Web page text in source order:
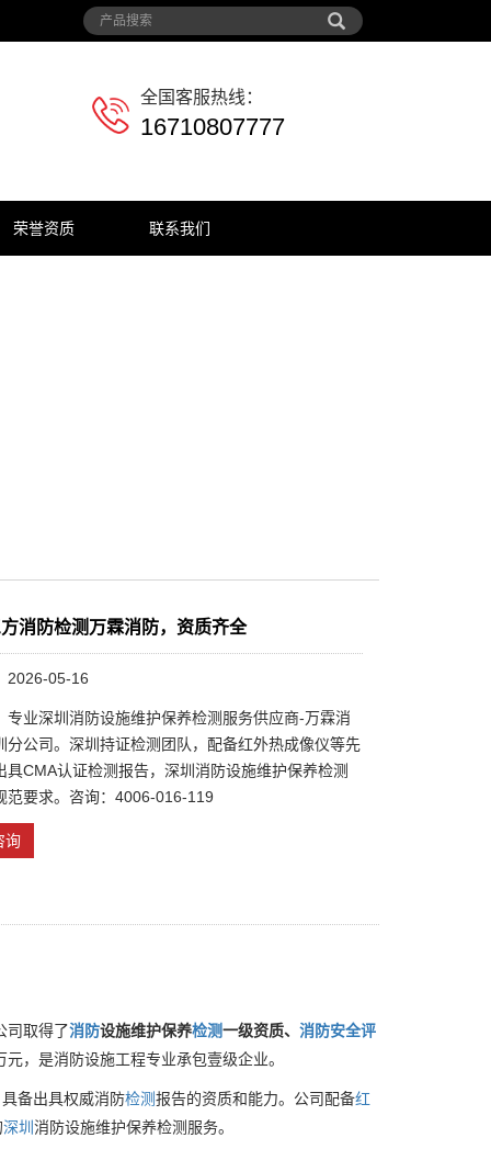
全国客服热线：
16710807777
荣誉资质 联系我们
消防检测万霖消防，资质齐全
2026-05-16
专业深圳消防设施维护保养检测服务供应商-万霖消
分公司。深圳持证检测团队，配备红外热成像仪等先
具CMA认证检测报告，深圳消防设施维护保养检测
范要求。咨询：4006-016-119
询
司取得了消防设施维护保养检测一级资质、 消防安全评
，是消防设施工程专业承包壹级企业。
备出具权威消防检测报告的资质和能力。公司配备红
深圳 消防设施维护保养检测服务。